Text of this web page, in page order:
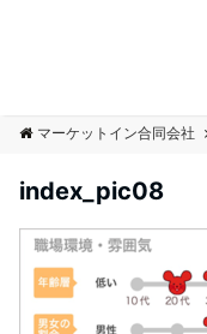
マーケットイン合同会社
index_pic08